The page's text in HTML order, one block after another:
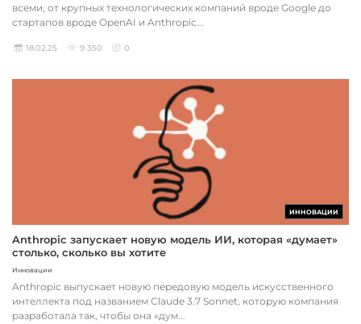
всеми, от крупных технологических компаний вроде Google до
стартапов вроде OpenAI и Anthropic...
18.02.25 9 350 0
ИННОВАЦИИ
Anthropic запускает новую модель ИИ, которая «думает»
столько, сколько вы хотите
Инновации
Anthropic выпускает новую передовую модель искусственного
интеллекта под названием Claude 3.7 Sonnet, которую компания
разработала так, чтобы она «дум...